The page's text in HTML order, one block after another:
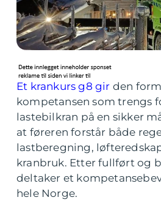
Et krankurs g8 gir den
kompetansen som trengs
lastebilkran på en sikker
at føreren forstår både
lastberegning,
kranbruk. Etter fullført og
deltaker et
hele Norge.